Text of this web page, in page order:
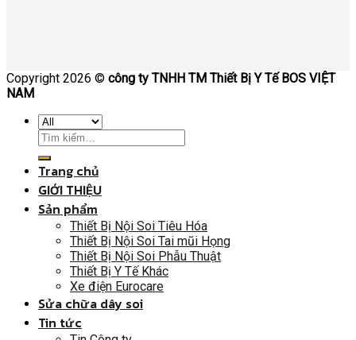
Copyright 2026 © công ty TNHH TM Thiết Bị Y Tế BOS VIỆT
NAM
Trang chủ
GIỚI THIỆU
Sản phẩm
Thiết Bị Nội Soi Tiêu Hóa
Thiết Bị Nội Soi Tai mũi Họng
Thiết Bị Nội Soi Phẫu Thuật
Thiết Bị Y Tế Khác
Xe điện Eurocare
Sửa chữa dây soi
Tin tức